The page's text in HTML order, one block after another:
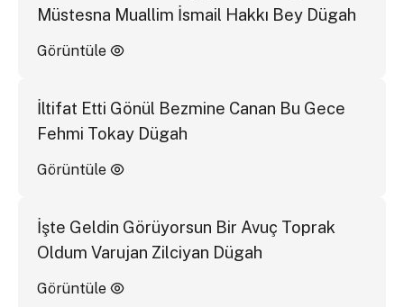
Müstesna Muallim İsmail Hakkı Bey Dügah
Görüntüle
İltifat Etti Gönül Bezmine Canan Bu Gece
Fehmi Tokay Dügah
Görüntüle
İşte Geldin Görüyorsun Bir Avuç Toprak
Oldum Varujan Zilciyan Dügah
Görüntüle